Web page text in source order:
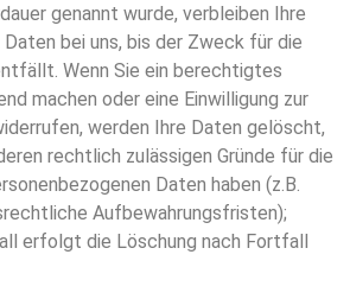
genannt wurde, verbleiben Ihre
bei uns, bis der Zweck für die
Wenn Sie ein berechtigtes
machen oder eine Einwilligung zur
werden Ihre Daten gelöscht,
rechtlich zulässigen Gründe für die
Daten haben (z.B.
Aufbewahrungsfristen);
erfolgt die Löschung nach Fortfall